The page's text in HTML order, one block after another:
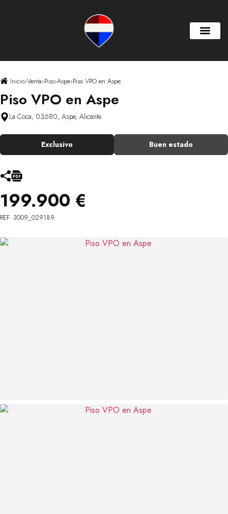
Inicio›Venta›Piso›Aspe›Piso VPO en Aspe
Piso VPO en Aspe
La Coca, 03680, Aspe, Alicante
Exclusivo Buen estado
199.900 €
REF. 3009_029189